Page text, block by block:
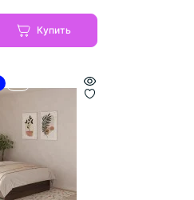
Купить